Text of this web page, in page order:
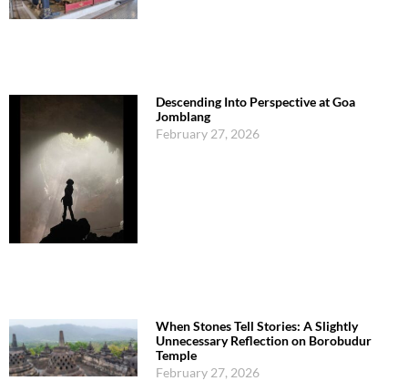
Descending Into Perspective at Goa
Jomblang
February 27, 2026
When Stones Tell Stories: A Slightly
Unnecessary Reflection on Borobudur
Temple
February 27, 2026